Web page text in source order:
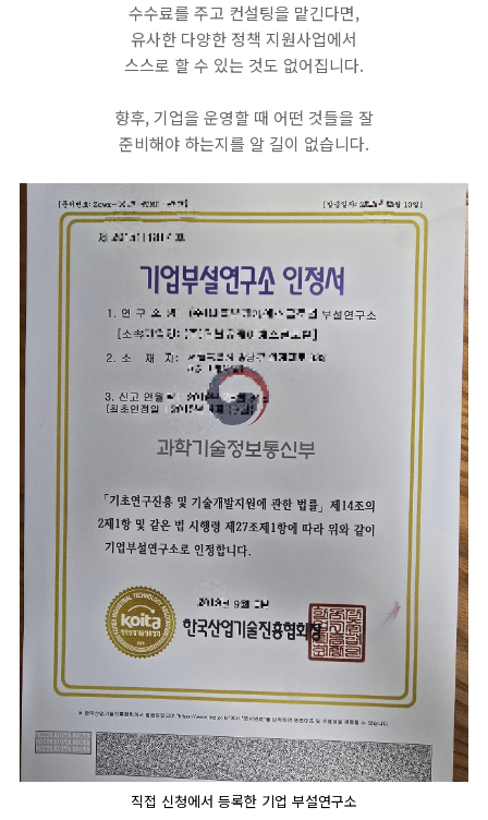
수수료를 주고 컨설팅을 맡긴다면,
유사한 다양한 정책 지원사업에서
스스로 할 수 있는 것도 없어집니다.
향후, 기업을 운영할 때 어떤 것들을 잘
준비해야 하는지를 알 길이 없습니다.
직접 신청에서 등록한 기업 부설연구소